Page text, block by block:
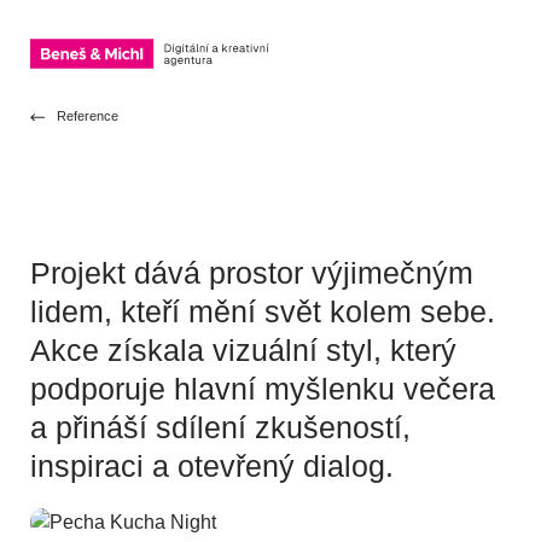
Reference
Projekt dává prostor výjimečným
lidem, kteří mění svět kolem sebe.
Akce získala vizuální styl, který
podporuje hlavní myšlenku večera
a přináší sdílení zkušeností,
inspiraci a otevřený dialog.